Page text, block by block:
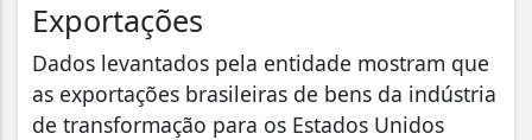
Exportações
Dados levantados pela entidade mostram que
as exportações brasileiras de bens da indústria
de transformação para os Estados Unidos